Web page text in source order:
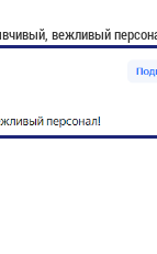
вежливый